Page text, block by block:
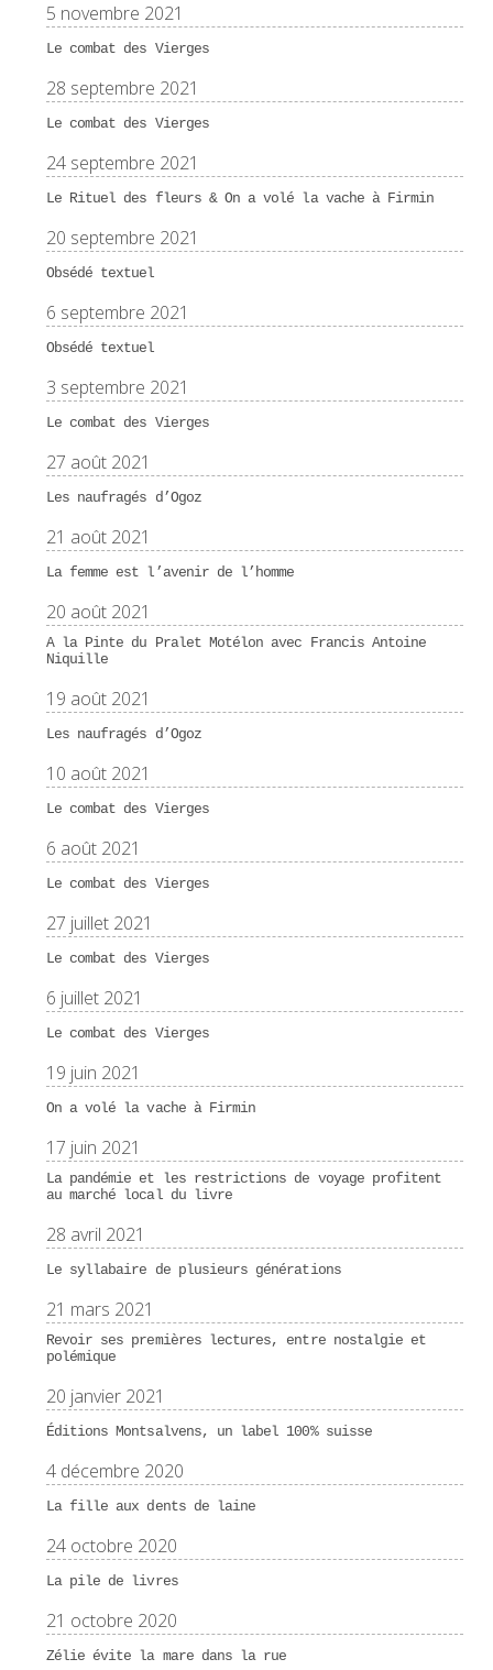
5 novembre 2021
Le combat des Vierges
28 septembre 2021
Le combat des Vierges
24 septembre 2021
Le Rituel des fleurs & On a volé la vache à Firmin
20 septembre 2021
Obsédé textuel
6 septembre 2021
Obsédé textuel
3 septembre 2021
Le combat des Vierges
27 août 2021
Les naufragés d’Ogoz
21 août 2021
La femme est l’avenir de l’homme
20 août 2021
A la Pinte du Pralet Motélon avec Francis Antoine
Niquille
19 août 2021
Les naufragés d’Ogoz
10 août 2021
Le combat des Vierges
6 août 2021
Le combat des Vierges
27 juillet 2021
Le combat des Vierges
6 juillet 2021
Le combat des Vierges
19 juin 2021
On a volé la vache à Firmin
17 juin 2021
La pandémie et les restrictions de voyage profitent
au marché local du livre
28 avril 2021
Le syllabaire de plusieurs générations
21 mars 2021
Revoir ses premières lectures, entre nostalgie et
polémique
20 janvier 2021
Éditions Montsalvens, un label 100% suisse
4 décembre 2020
La fille aux dents de laine
24 octobre 2020
La pile de livres
21 octobre 2020
Zélie évite la mare dans la rue